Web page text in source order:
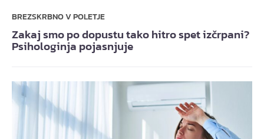
BREZSKRBNO V POLETJE
Zakaj smo po dopustu tako hitro spet izčrpani?
Psihologinja pojasnjuje